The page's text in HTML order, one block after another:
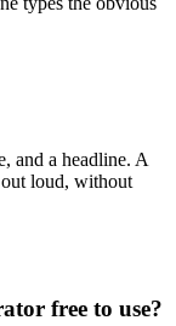
and a headline. A
loud, without
free to use?